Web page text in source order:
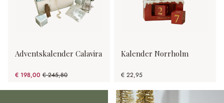
Adventskalender Calavira
€ 198,00 € 245,80
(19.45% gespart)
Kalender Norrholm
€ 22,95